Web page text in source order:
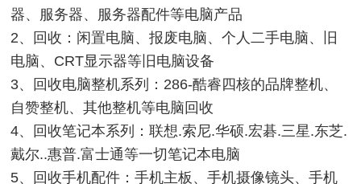
器、服务器、服务器配件等电脑产品
2、回收：闲置电脑、报废电脑、个人二手电脑、旧
电脑、CRT显示器等旧电脑设备
3、回收电脑整机系列：286-酷睿四核的品牌整机、
自赞整机、其他整机等电脑回收
4、回收笔记本系列：联想.索尼.华硕.宏碁.三星.东芝.
戴尔..惠普.富士通等一切笔记本电脑
5、回收手机配件：手机主板、手机摄像镜头、手机